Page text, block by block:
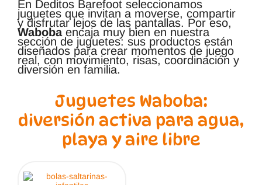
En Deditos Barefoot seleccionamos
juguetes que invitan a moverse, compartir
y disfrutar lejos de las pantallas. Por eso,
Wabobaencaja muy bien en nuestra
sección de juguetes: sus productos están
diseñados para crear momentos de juego
real, con movimiento, risas, coordinación y
diversión en familia.
Juguetes Waboba:
diversión activa para agua,
playa y aire libre